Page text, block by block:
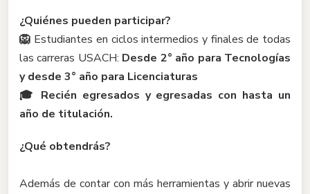
¿Quiénes pueden participar?
🦁 Estudiantes en ciclos intermedios y finales de todas
las carreras USACH: Desde 2° año para Tecnologías
y desde 3° año para Licenciaturas
🎓 Recién egresados y egresadas con hasta un
año de titulación.
¿Qué obtendrás?
Además de contar con más herramientas y abrir nuevas